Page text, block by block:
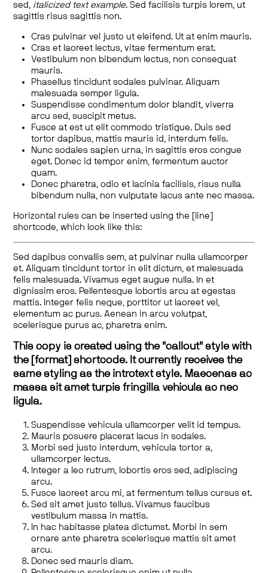
sed, italicized text example. Sed facilisis turpis lorem, ut
sagittis risus sagittis non.
Cras pulvinar vel justo ut eleifend. Ut at enim mauris.
Cras et laoreet lectus, vitae fermentum erat.
Vestibulum non bibendum lectus, non consequat
mauris.
Phasellus tincidunt sodales pulvinar. Aliquam
malesuada semper ligula.
Suspendisse condimentum dolor blandit, viverra
arcu sed, suscipit metus.
Fusce at est ut elit commodo tristique. Duis sed
tortor dapibus, mattis mauris id, interdum felis.
Nunc sodales sapien urna, in sagittis eros congue
eget. Donec id tempor enim, fermentum auctor
quam.
Donec pharetra, odio et lacinia facilisis, risus nulla
bibendum nulla, non vulputate lacus ante nec massa.
Horizontal rules can be inserted using the [line]
shortcode, which look like this:
Sed dapibus convallis sem, at pulvinar nulla ullamcorper
et. Aliquam tincidunt tortor in elit dictum, et malesuada
felis malesuada. Vivamus eget augue nulla. In et
dignissim eros. Pellentesque lobortis arcu at egestas
mattis. Integer felis neque, porttitor ut laoreet vel,
elementum ac purus. Aenean in arcu volutpat,
scelerisque purus ac, pharetra enim.
This copy is created using the "callout" style with
the [format] shortcode. It currently receives the
same styling as the introtext style. Maecenas ac
massa sit amet turpis fringilla vehicula ac nec
ligula.
Suspendisse vehicula ullamcorper velit id tempus.
Mauris posuere placerat lacus in sodales.
Morbi sed justo interdum, vehicula tortor a,
ullamcorper lectus.
Integer a leo rutrum, lobortis eros sed, adipiscing
arcu.
Fusce laoreet arcu mi, at fermentum tellus cursus et.
Sed sit amet justo tellus. Vivamus faucibus
vestibulum massa in mattis.
In hac habitasse platea dictumst. Morbi in sem
ornare ante pharetra scelerisque mattis sit amet
arcu.
Donec sed mauris diam.